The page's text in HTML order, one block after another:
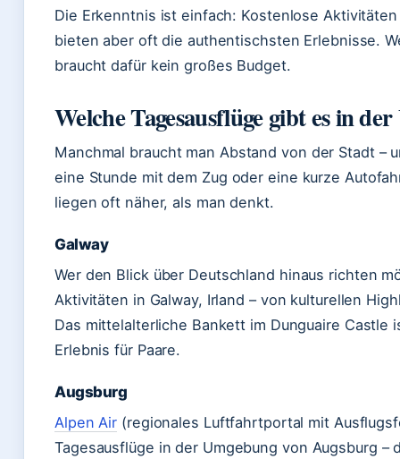
Die Erkenntnis ist einfach: Kostenlose
bieten aber oft die authentischsten Erlebnisse.
braucht dafür kein großes Budget.
Welche Tagesausflüge gibt es in
Manchmal braucht man Abstand von der Stadt –
eine Stunde mit dem Zug oder eine kurze
liegen oft näher, als man denkt.
Galway
Wer den Blick über Deutschland hinaus richten
Aktivitäten in Galway, Irland – von kulturellen
Das mittelalterliche Bankett im Dunguaire
Erlebnis für Paare.
Augsburg
Alpen Air (regionales Luftfahrtportal mit
Tagesausflüge in der Umgebung von Augsburg –